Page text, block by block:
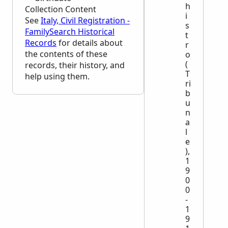
Collection Content
SeeItaly, Civil Registration -
FamilySearch Historical
Records for details about
the contents of these
records, their history, and
help using them.
h
i
s
t
r
o
(
T
ri
b
u
n
a
l
e
),
1
9
0
0
-
1
9